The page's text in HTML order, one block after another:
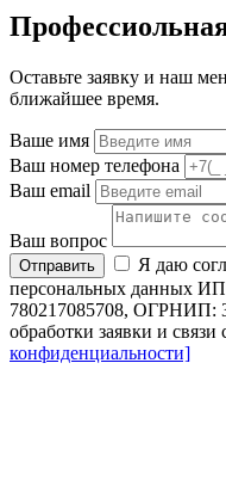
Оставьте заявку и наш
ближайшее время.
Ваше имя
Ваш номер телефона
Ваш email
Ваш вопрос
Отправить
Я даю
персональных данных
780217085708, ОГРНИП:
обработки заявки и связи
конфиденциальности]